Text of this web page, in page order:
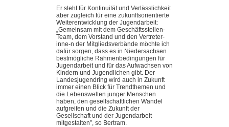
Er steht für Kontinuität und Verlässlichkeit
aber zugleich für eine zukunftsorientierte
Weiterentwicklung der Jugendarbeit:
„Gemeinsam mit dem Geschäftsstellen-
Team, dem Vorstand und den Vertreter-
inne-n der Mitgliedsverbände möchte ich
dafür sorgen, dass es in Niedersachsen
bestmögliche Rahmenbedingungen für
Jugendarbeit und für das Aufwachsen von
Kindern und Jugendlichen gibt. Der
Landesjugendring wird auch in Zukunft
immer einen Blick für Trendthemen und
die Lebenswelten junger Menschen
haben, den gesellschaftlichen Wandel
aufgreifen und die Zukunft der
Gesellschaft und der Jugendarbeit
mitgestalten”, so Bertram.